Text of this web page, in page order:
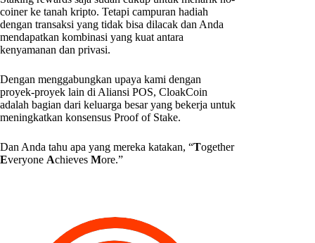
coiner ke tanah kripto. Tetapi campuran hadiah
dengan transaksi yang tidak bisa dilacak dan Anda
mendapatkan kombinasi yang kuat antara
kenyamanan dan privasi.
Dengan menggabungkan upaya kami dengan
proyek-proyek lain di Aliansi POS, CloakCoin
adalah bagian dari keluarga besar yang bekerja untuk
meningkatkan konsensus Proof of Stake.
Dan Anda tahu apa yang mereka katakan, “Together
Everyone Achieves More.”